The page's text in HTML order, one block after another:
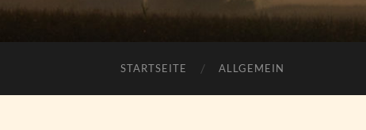
STARTSEITE ALLGEMEIN